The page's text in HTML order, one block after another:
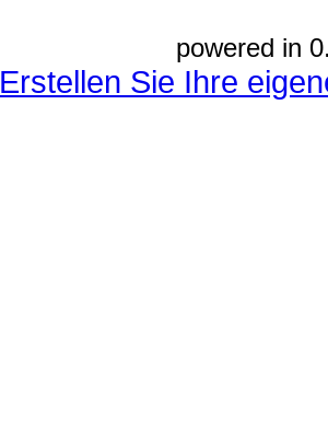
powered in
Erstellen Sie Ihre